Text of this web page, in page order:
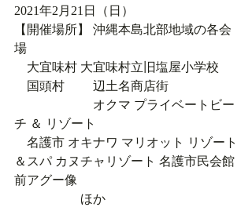
2021年2月21日（日）
【開催場所】 沖縄本島北部地域の各会
場
大宜味村 大宜味村立旧塩屋小学校
国頭村 　　辺土名商店街
オクマ プライベートビー
チ ＆ リゾート
名護市 オキナワ マリオット リゾート
＆スパ カヌチャリゾート 名護市民会館
前アグー像
ほか